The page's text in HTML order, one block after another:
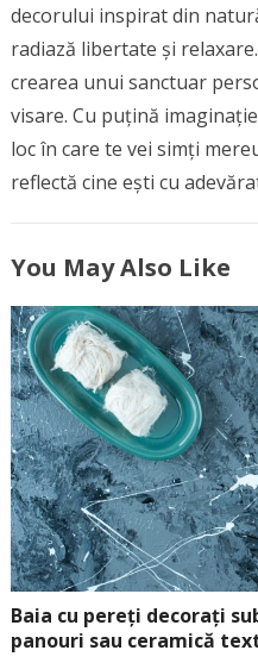
decorului inspirat din
radiază libertate și
crearea unui sanctuar
visare. Cu puțină
loc în care te vei simți
reflectă cine ești cu
You May Also Like
Baia cu pereți decorați
panouri sau ceramică